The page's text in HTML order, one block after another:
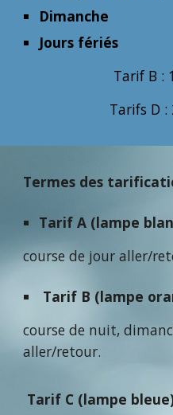
Dimanche
Jours fériés
Tarif B :
Tarifs D :
Termes des
Tarif A (lampe
course de jour aller/
Tarif B (lampe
course de nuit,
aller/retour.
Tarif C (lampe